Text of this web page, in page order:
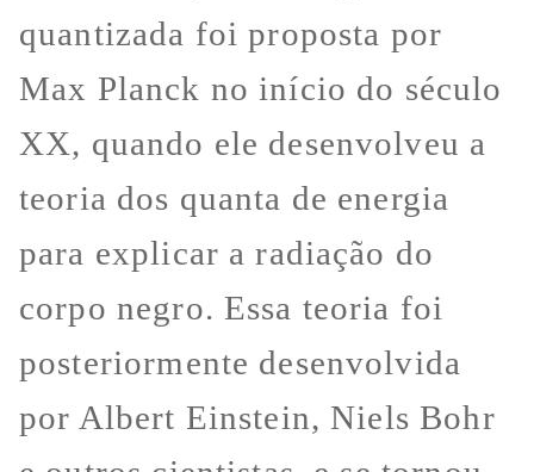
quantizada foi proposta por
Max Planck no início do século
XX, quando ele desenvolveu a
teoria dos quanta de energia
para explicar a radiação do
corpo negro. Essa teoria foi
posteriormente desenvolvida
por Albert Einstein, Niels Bohr